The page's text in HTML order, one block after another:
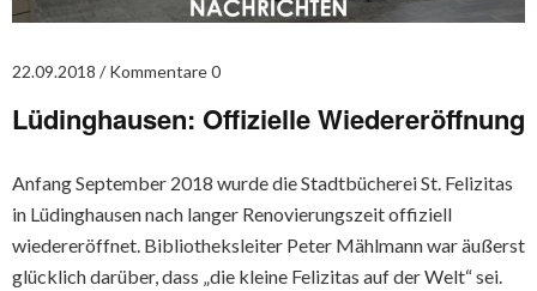
22.09.2018 Kommentare 0
Lüdinghausen: Offizielle Wiedereröffnung
Anfang September 2018 wurde die Stadtbücherei St. Felizitas
in Lüdinghausen nach langer Renovierungszeit offiziell
wiedereröffnet. Bibliotheksleiter Peter Mählmann war äußerst
glücklich darüber, dass „die kleine Felizitas auf der Welt“ sei.